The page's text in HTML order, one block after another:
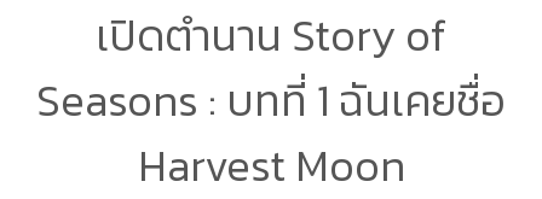
เปิดตำนาน Story of
Seasons : บทที่ 1 ฉันเคยชื่อ
Harvest Moon